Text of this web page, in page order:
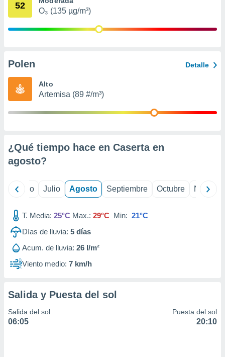
publicidad
de
1199
52
O₃ (135 µg/m³)
Polen Detalle
Alto
Artemisa (89 #/m³)
¿Qué tiempo hace en Caserta en
agosto?
Junio Julio Agosto Septiembre Octubre
T. Media: 25°C Max.: 29°C Min: 21°C
Días de lluvia: 5 días
Acum. de lluvia: 26 l/m²
Viento medio: 7 km/h
Salida y Puesta del sol
Salida del sol
06:05
Puesta del sol
20:10